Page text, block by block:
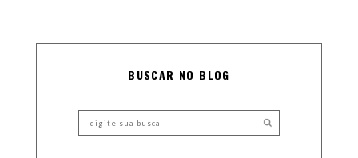
BUSCAR NO BLOG